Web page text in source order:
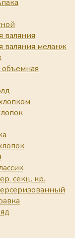
валяния
валяния меланж
секц. кр.